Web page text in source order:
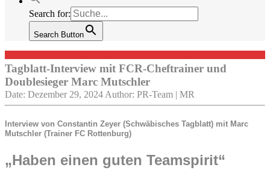
Search for:
Search Button
Tagblatt-Interview mit FCR-Cheftrainer und
Doublesieger Marc Mutschler
Date: Dezember 29, 2024 Author: PR-Team | MR
Interview von Constantin Zeyer (Schwäbisches Tagblatt) mit Marc
Mutschler (Trainer FC Rottenburg)
„Haben einen guten Teamspirit“